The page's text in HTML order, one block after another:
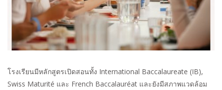
โรงเรียนมีหลักสูตรเปิดสอนทั้ง International Baccalaureate (IB),
Swiss Maturité และ French Baccalauréat และยังมีสภาพแวดล้อม